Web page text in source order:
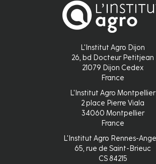
L'Institut Agro Dijon
26, bd Docteur Petitjean
21079 Dijon Cedex
France
L'Institut Agro Montpellier
2 place Pierre Viala
34060 Montpellier
France
L'Institut Agro Rennes-
65, rue de Saint-Brieuc
CS 84215